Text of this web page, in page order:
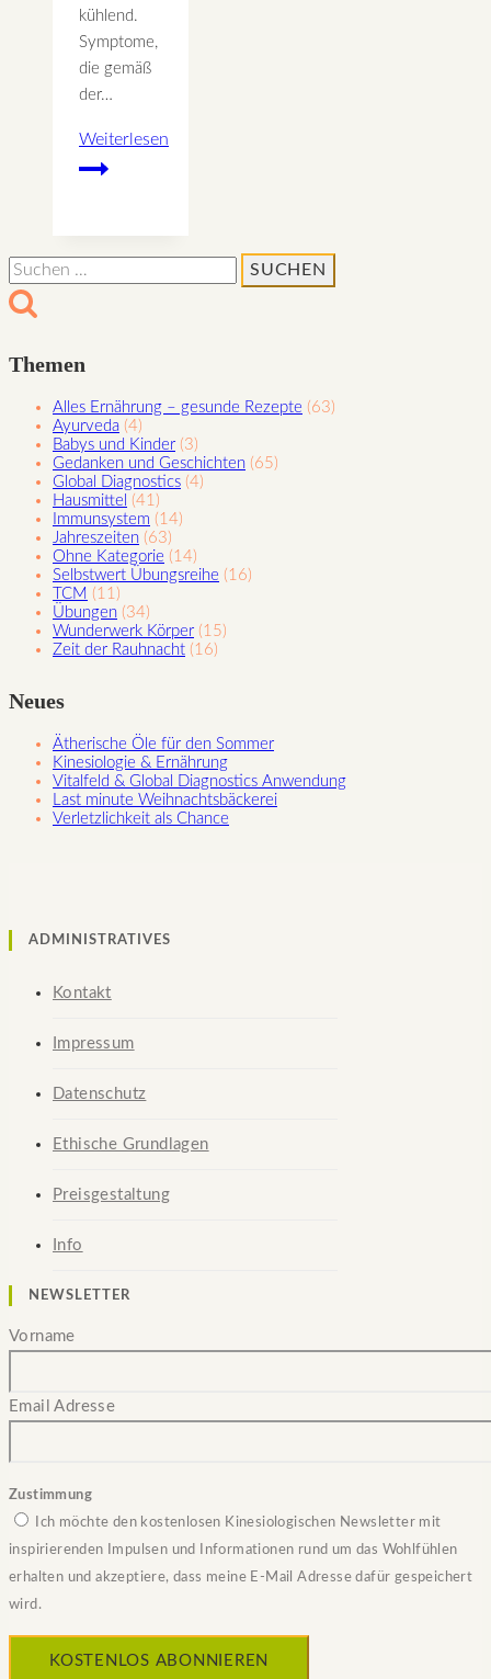
kühlend.
Symptome,
die gemäß
der…
Weiterlesen
Stärkende
kräftiges
Suchen
nach:
Themen
Alles Ernährung – gesunde Rezepte (63)
Ayurveda (4)
Babys und Kinder (3)
Gedanken und Geschichten (65)
Global Diagnostics (4)
Hausmittel (41)
Immunsystem (14)
Jahreszeiten (63)
Ohne Kategorie (14)
Selbstwert Übungsreihe (16)
TCM (11)
Übungen (34)
Wunderwerk Körper (15)
Zeit der Rauhnacht (16)
Neues
Ätherische Öle für den Sommer
Kinesiologie & Ernährung
Vitalfeld & Global Diagnostics Anwendung
Last minute Weihnachtsbäckerei
Verletzlichkeit als Chance
ADMINISTRATIVES
Kontakt
Impressum
Datenschutz
Ethische Grundlagen
Preisgestaltung
Info
NEWSLETTER
Vorname
Email Adresse
Zustimmung
Ich möchte den kostenlosen Kinesiologischen Newsletter mit
inspirierenden Impulsen und Informationen rund um das Wohlfühlen
erhalten und akzeptiere, dass meine E-Mail Adresse dafür gespeichert
wird.